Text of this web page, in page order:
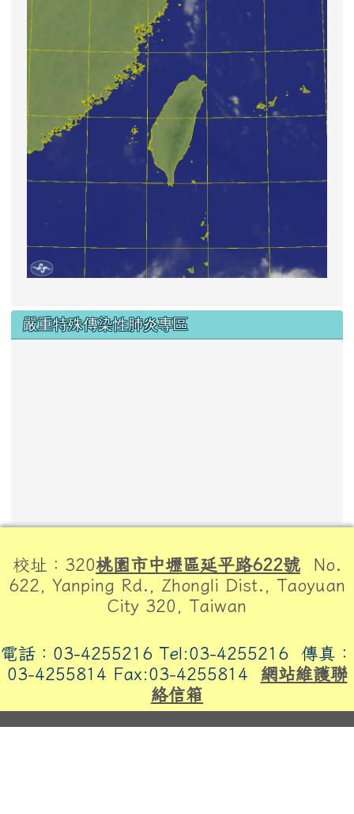
嚴重特殊傳染性肺炎專區
校址：320桃園市中壢區延平路622號 No.
622, Yanping Rd., Zhongli Dist., Taoyuan
City 320, Taiwan
電話：03-4255216 Tel:03-4255216 傳真：
03-4255814 Fax:03-4255814 網站維護聯
絡信箱